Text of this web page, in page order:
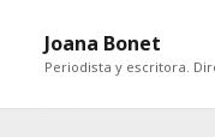
Joana Bonet
Periodista y escritora.